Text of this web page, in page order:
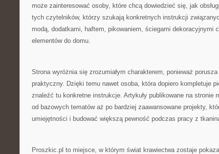
może zainteresować osoby, które chcą dowiedzieć się, jak
tych czytelników, którzy szukają konkretnych instrukcji
modą, dodatkami, haftem, pikowaniem, ściegami dekoracyjnymi
elementów do domu.
Strona wyróżnia się zrozumiałym charakterem, ponieważ
praktyczny. Dzięki temu nawet osoba, która dopiero kompletuje
znaleźć tu konkretne instrukcje. Artykuły publikowane na stronie
od bazowych tematów aż po bardziej zaawansowane projekty,
umiejętności i budować większą pewność podczas pracy z
Proszkic.pl to miejsce, w którym świat krawiectwa zostaje